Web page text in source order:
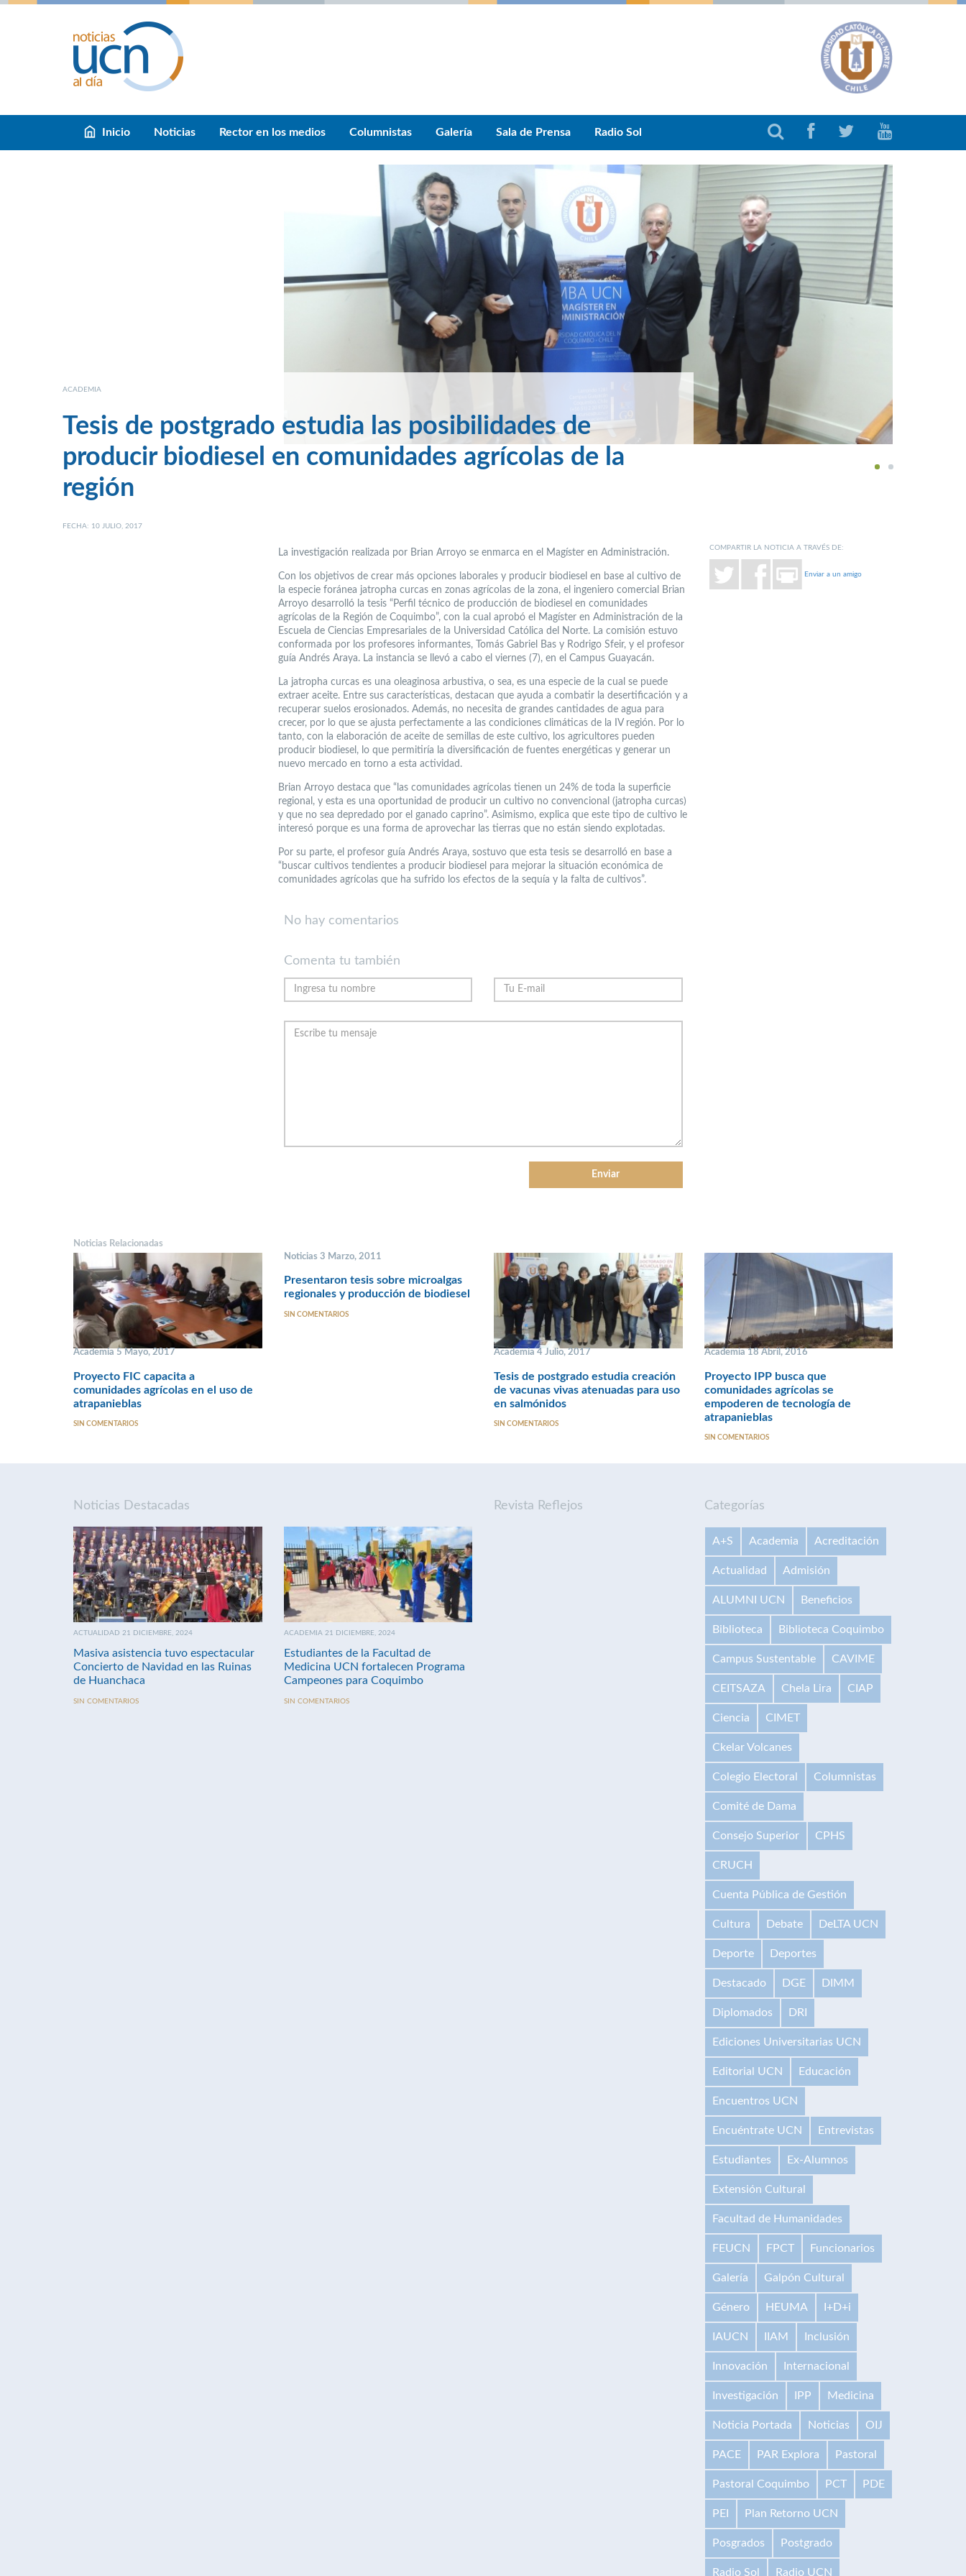
Inicio Noticias Rector en los medios Columnistas Galería Sala de Prensa Radio Sol
1 2
ACADEMIA
Tesis de postgrado estudia las posibilidades de
producir biodiesel en comunidades agrícolas de la
región
FECHA: 10 JULIO, 2017
La investigación realizada por Brian Arroyo se enmarca en el Magíster en Administración.
Con los objetivos de crear más opciones laborales y producir biodiesel en base al cultivo de
la especie foránea jatropha curcas en zonas agrícolas de la zona, el ingeniero comercial Brian
Arroyo desarrolló la tesis “Perfil técnico de producción de biodiesel en comunidades
agrícolas de la Región de Coquimbo”, con la cual aprobó el Magíster en Administración de la
Escuela de Ciencias Empresariales de la Universidad Católica del Norte. La comisión estuvo
conformada por los profesores informantes, Tomás Gabriel Bas y Rodrigo Sfeir, y el profesor
guía Andrés Araya. La instancia se llevó a cabo el viernes (7), en el Campus Guayacán.
La jatropha curcas es una oleaginosa arbustiva, o sea, es una especie de la cual se puede
extraer aceite. Entre sus características, destacan que ayuda a combatir la desertificación y a
recuperar suelos erosionados. Además, no necesita de grandes cantidades de agua para
crecer, por lo que se ajusta perfectamente a las condiciones climáticas de la IV región. Por lo
tanto, con la elaboración de aceite de semillas de este cultivo, los agricultores pueden
producir biodiesel, lo que permitiría la diversificación de fuentes energéticas y generar un
nuevo mercado en torno a esta actividad.
Brian Arroyo destaca que “las comunidades agrícolas tienen un 24% de toda la superficie
regional, y esta es una oportunidad de producir un cultivo no convencional (jatropha curcas)
y que no sea depredado por el ganado caprino”. Asimismo, explica que este tipo de cultivo le
interesó porque es una forma de aprovechar las tierras que no están siendo explotadas.
Por su parte, el profesor guía Andrés Araya, sostuvo que esta tesis se desarrolló en base a
“buscar cultivos tendientes a producir biodiesel para mejorar la situación económica de
comunidades agrícolas que ha sufrido los efectos de la sequía y la falta de cultivos”.
COMPARTIR LA NOTICIA A TRAVÉS DE:
Enviar a un amigo
No hay comentarios
Comenta tu también
Noticias Relacionadas
Academia 5 Mayo, 2017
Proyecto FIC capacita a
comunidades agrícolas en el uso de
atrapanieblas
SIN COMENTARIOS
Noticias 3 Marzo, 2011
Presentaron tesis sobre microalgas
regionales y producción de biodiesel
SIN COMENTARIOS
Academia 4 Julio, 2017
Tesis de postgrado estudia creación
de vacunas vivas atenuadas para uso
en salmónidos
SIN COMENTARIOS
Academia 18 Abril, 2016
Proyecto IPP busca que
comunidades agrícolas se
empoderen de tecnología de
atrapanieblas
SIN COMENTARIOS
Noticias Destacadas
ACTUALIDAD 21 DICIEMBRE, 2024
Masiva asistencia tuvo espectacular
Concierto de Navidad en las Ruinas
de Huanchaca
SIN COMENTARIOS
ACADEMIA 21 DICIEMBRE, 2024
Estudiantes de la Facultad de
Medicina UCN fortalecen Programa
Campeones para Coquimbo
SIN COMENTARIOS
Revista Reflejos Categorías
A+S Academia Acreditación
Actualidad Admisión
ALUMNI UCN Beneficios
Biblioteca Biblioteca Coquimbo
Campus Sustentable CAVIME
CEITSAZA Chela Lira CIAP
Ciencia CIMET
Ckelar Volcanes
Colegio Electoral Columnistas
Comité de Dama
Consejo Superior CPHS
CRUCH
Cuenta Pública de Gestión
Cultura Debate DeLTA UCN
Deporte Deportes
Destacado DGE DIMM
Diplomados DRI
Ediciones Universitarias UCN
Editorial UCN Educación
Encuentros UCN
Encuéntrate UCN Entrevistas
Estudiantes Ex-Alumnos
Extensión Cultural
Facultad de Humanidades
FEUCN FPCT Funcionarios
Galería Galpón Cultural
Género HEUMA I+D+i
IAUCN IIAM Inclusión
Innovación Internacional
Investigación IPP Medicina
Noticia Portada Noticias OIJ
PACE PAR Explora Pastoral
Pastoral Coquimbo PCT PDE
PEI Plan Retorno UCN
Posgrados Postgrado
Radio Sol Radio UCN